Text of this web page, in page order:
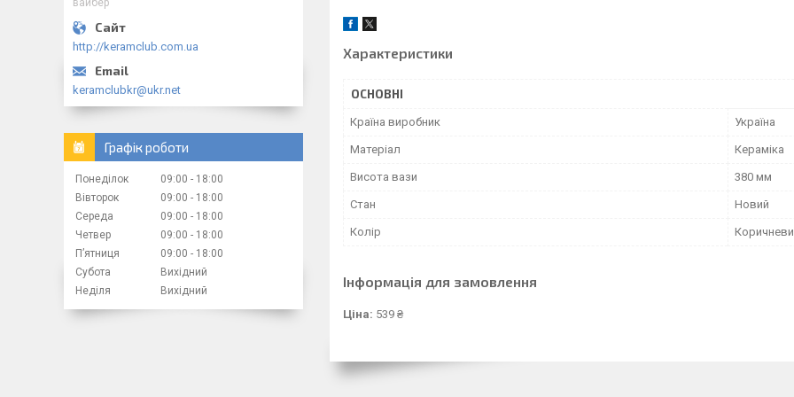
Характеристики
ОСНОВНІ
Країна виробник Україна
Матеріал Кераміка
Висота вази 380 мм
Стан Новий
Колір
Інформація для замовлення
Ціна: 539 ₴
http://keramclub.com.ua
keramclubkr@ukr.net
Графік роботи
Понеділок 09:00
18:00
Вівторок
09:00
18:00
Середа
09:00
18:00
Четвер
09:00
18:00
Пʼятниця
09:00
18:00
Субота
Вихідний
Неділя
Вихідний